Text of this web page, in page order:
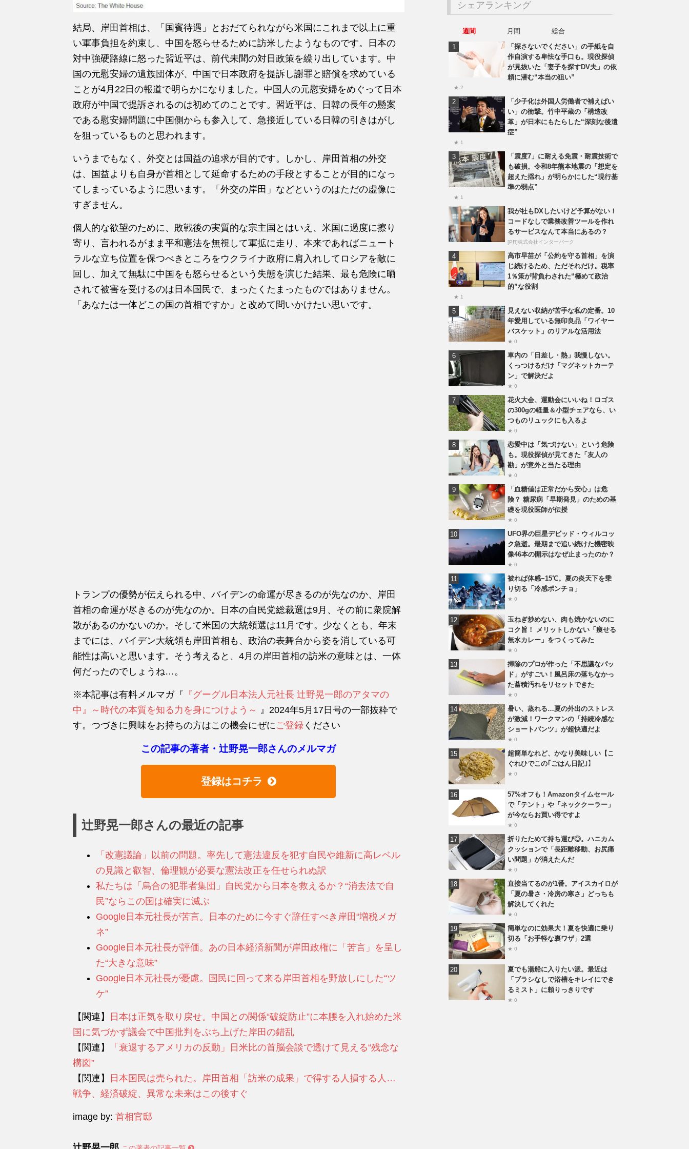
結局、岸田首相は、「国賓待遇」とおだてられながら米国にこれまで以上に重
い軍事負担を約束し、中国を怒らせるために訪米したようなものです。日本の
対中強硬路線に怒った習近平は、前代未聞の対日政策を繰り出しています。中
国の元慰安婦の遺族団体が、中国で日本政府を提訴し謝罪と賠償を求めている
ことが4月22日の報道で明らかになりました。中国人の元慰安婦をめぐって日本
政府が中国で提訴されるのは初めてのことです。習近平は、日韓の長年の懸案
である慰安婦問題に中国側からも参入して、急接近している日韓の引きはがし
を狙っているものと思われます。
いうまでもなく、外交とは国益の追求が目的です。しかし、岸田首相の外交
は、国益よりも自身が首相として延命するための手段とすることが目的になっ
てしまっているように思います。「外交の岸田」などというのはただの虚像に
すぎません。
個人的な欲望のために、敗戦後の実質的な宗主国とはいえ、米国に過度に擦り
寄り、言われるがまま平和憲法を無視して軍拡に走り、本来であればニュート
ラルな立ち位置を保つべきところをウクライナ政府に肩入れしてロシアを敵に
回し、加えて無駄に中国をも怒らせるという失態を演じた結果、最も危険に晒
されて被害を受けるのは日本国民で、まったくたまったものではありません。
「あなたは一体どこの国の首相ですか」と改めて問いかけたい思いです。
トランプの優勢が伝えられる中、バイデンの命運が尽きるのが先なのか、岸田
首相の命運が尽きるのが先なのか。日本の自民党総裁選は9月、その前に衆院解
散があるのかないのか。そして米国の大統領選は11月です。少なくとも、年末
までには、バイデン大統領も岸田首相も、政治の表舞台から姿を消している可
能性は高いと思います。そう考えると、4月の岸田首相の訪米の意味とは、一体
何だったのでしょうね…。
※本記事は有料メルマガ『 『グーグル日本法人元社長 辻野晃一郎のアタマの
中』～時代の本質を知る力を身につけよう～ 』2024年5月17日号の一部抜粋で
す。つづきに興味をお持ちの方はこの機会にぜにご登録 ください
この記事の著者・辻野晃一郎さんのメルマガ
登録はコチラ
辻野晃一郎さんの最近の記事
「改憲議論」以前の問題。率先して憲法違反を犯す自民や維新に高レベル
の見識と叡智、倫理観が必要な憲法改正を任せられぬ訳
私たちは「烏合の犯罪者集団」自民党から日本を救えるか？“消去法で自
民”ならこの国は確実に滅ぶ
Google日本元社長が苦言。日本のために今すぐ辞任すべき岸田“増税メガ
ネ”
Google日本元社長が評価。あの日本経済新聞が岸田政権に「苦言」を呈し
た“大きな意味”
Google日本元社長が憂慮。国民に回って来る岸田首相を野放しにした“ツ
ケ”
【関連】
日本は正気を取り戻せ。中国との関係“破綻防止”に本腰を入れ始めた米
国に気づかず議会で中国批判をぶち上げた岸田の錯乱
【関連】
「衰退するアメリカの反動」日米比の首脳会談で透けて見える“残念な
構図”
【関連】
日本国民は売られた。岸田首相「訪米の成果」で得する人損する人…
戦争、経済破綻、異常な未来はこの後すぐ
image by: 首相官邸
シェアランキング
週間 月間
総合
「探さないでください」の手紙を自
作自演する卑怯な手口も。現役探偵
が見抜いた「妻子を探すDV夫」の依
頼に潜む“本当の狙い”
★ 2
「少子化は外国人労働者で補えばい
い」の衝撃。竹中平蔵の「構造改
革」が日本にもたらした“深刻な後遺
症”
★ 1
「震度7」に耐える免震・耐震技術で
も破損。令和8年熊本地震の「想定を
超えた揺れ」が明らかにした“現行基
準の弱点”
★ 1
我が社もDXしたいけど予算がない！
コードなしで業務改善ツールを作れ
るサービスなんて本当にあるの？
[PR]株式会社インターパーク
高市早苗が「公約を守る首相」を演
じ続けるため、ただそれだけ。税率
1％策が背負わされた“極めて政治
的”な役割
★ 1
見えない収納が苦手な私の定番。10
年愛用している無印良品「ワイヤー
バスケット」のリアルな活用法
★ 0
車内の「日差し・熱」我慢しない。
くっつけるだけ「マグネットカーテ
ン」で解決だよ
★ 0
花火大会、運動会にいいね！ロゴス
の300gの軽量＆小型チェアなら、い
つものリュックにも入るよ
★ 0
恋愛中は「気づけない」という危険
も。現役探偵が見てきた「友人の
勘」が意外と当たる理由
★ 0
「血糖値は正常だから安心」は危
険？ 糖尿病「早期発見」のための基
礎を現役医師が伝授
★ 0
UFO界の巨星デビッド・ウィルコッ
ク急逝。最期まで追い続けた機密映
像46本の開示はなぜ止まったのか？
★ 0
被れば体感−15℃。夏の炎天下を乗
り切る「冷感ポンチョ」
★ 0
玉ねぎ炒めない、肉も焼かないのに
コク旨！ メリットしかない「痩せる
無水カレー」をつくってみた
★ 0
掃除のプロが作った「不思議なパッ
ド」がすごい！風呂床の落ちなかっ
た蓄積汚れをリセットできた
★ 0
暑い、蒸れる…夏の外出のストレス
が激減！ワークマンの「持続冷感な
ショートパンツ」が超快適だよ
★ 0
超簡単なれど、かなり美味しい【こ
ぐれひでこの｢ごはん日記｣】
★ 0
57%オフも！Amazonタイムセール
で「テント」や「ネッククーラー」
が今ならお買い得ですよ
★ 0
折りたためて持ち運び◎。ハニカム
クッションで「長距離移動、お尻痛
い問題」が消えたんだ
★ 0
直接当てるのが1番。アイスカイロが
「夏の暑さ・冷房の寒さ」どっちも
解決してくれた
★ 0
簡単なのに効果大！夏を快適に乗り
切る「お手軽な裏ワザ」2選
★ 0
夏でも湯船に入りたい派。最近は
「ブラシなしで浴槽をキレイにでき
るミスト」に頼りっきりです
★ 0